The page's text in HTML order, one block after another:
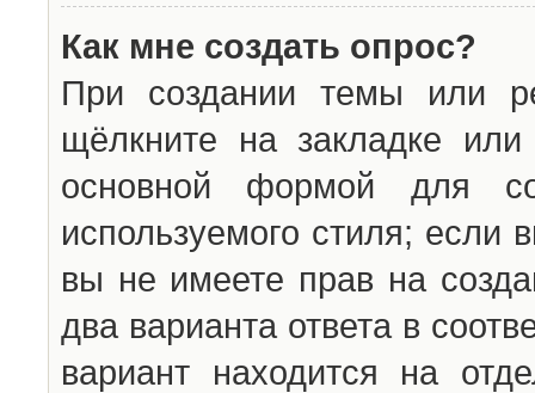
Как мне создать опрос?
При создании темы или
щёлкните на закладке
основной формой для
используемого стиля; если
вы не имеете прав на
два варианта ответа в
вариант находится на